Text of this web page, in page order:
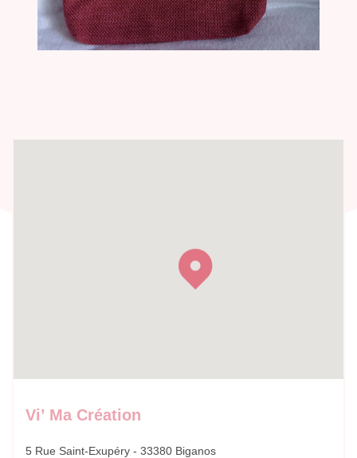
Vi’ Ma Création
5 Rue Saint-Exupéry - 33380 Biganos